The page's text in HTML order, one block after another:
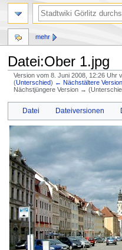
Datei:Ober 1.jpg
Version vom 8. Juni 2008, 12:26 Uhr
(Unterschied) ← Nächstältere Version
Nächstjüngere Version →
Navigation
springen
Suche
springen
Datei Dateiversionen
mehr